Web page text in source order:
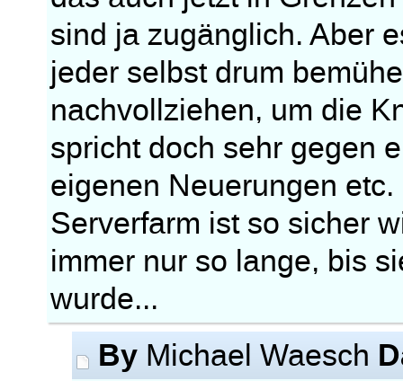
sind ja zugänglich. Aber
jeder selbst drum
nachvollziehen, um die
spricht doch sehr gegen
eigenen Neuerungen
Serverfarm ist so sicher
immer nur so lange, bis
wurde...
By Michael Waesch